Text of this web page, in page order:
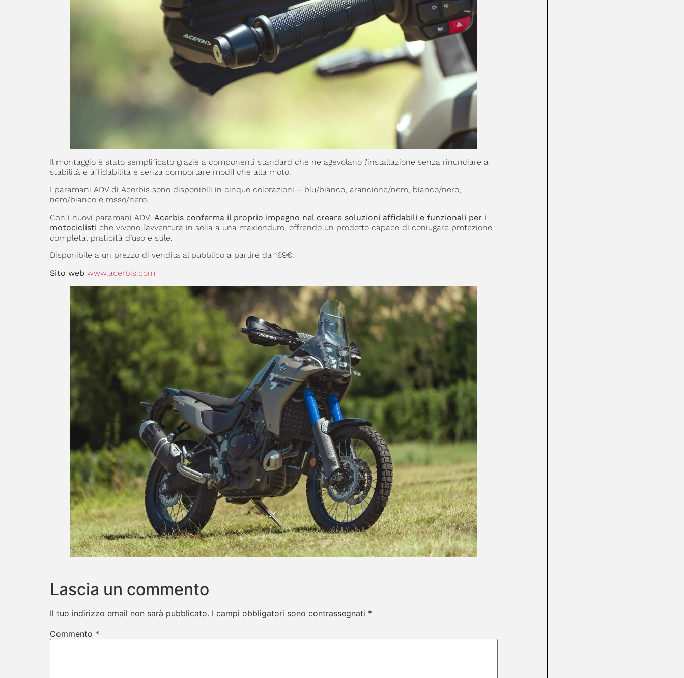
Il montaggio è stato semplificato grazie a componenti standard che ne agevolano l’installazione senza rinunciare a
stabilità e affidabilità e senza comportare modifiche alla moto.
I paramani ADV di Acerbis sono disponibili in cinque colorazioni – blu/bianco, arancione/nero, bianco/nero,
nero/bianco e rosso/nero.
Con i nuovi paramani ADV, Acerbis conferma il proprio impegno nel creare soluzioni affidabili e funzionali per i
motociclisti che vivono l’avventura in sella a una maxienduro, offrendo un prodotto capace di coniugare protezione
completa, praticità d’uso e stile.
Disponibile a un prezzo di vendita al pubblico a partire da 169€.
Sito web www.acerbis.com
Lascia un commento
Il tuo indirizzo email non sarà pubblicato. I campi obbligatori sono contrassegnati *
Commento *